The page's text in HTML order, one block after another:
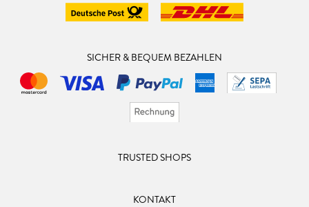
SICHER & BEQUEM BEZAHLEN
TRUSTED SHOPS
KONTAKT